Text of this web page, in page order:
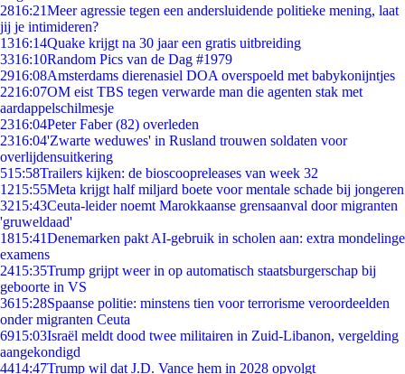
2816:21Meer agressie tegen een andersluidende politieke mening, laat
jij je intimideren?
1316:14Quake krijgt na 30 jaar een gratis uitbreiding
3316:10Random Pics van de Dag #1979
2916:08Amsterdams dierenasiel DOA overspoeld met babykonijntjes
2216:07OM eist TBS tegen verwarde man die agenten stak met
aardappelschilmesje
2316:04Peter Faber (82) overleden
2316:04'Zwarte weduwes' in Rusland trouwen soldaten voor
overlijdensuitkering
515:58Trailers kijken: de bioscoopreleases van week 32
1215:55Meta krijgt half miljard boete voor mentale schade bij jongeren
3215:43Ceuta-leider noemt Marokkaanse grensaanval door migranten
'gruweldaad'
1815:41Denemarken pakt AI-gebruik in scholen aan: extra mondelinge
examens
2415:35Trump grijpt weer in op automatisch staatsburgerschap bij
geboorte in VS
3615:28Spaanse politie: minstens tien voor terrorisme veroordeelden
onder migranten Ceuta
6915:03Israël meldt dood twee militairen in Zuid-Libanon, vergelding
aangekondigd
4414:47Trump wil dat J.D. Vance hem in 2028 opvolgt